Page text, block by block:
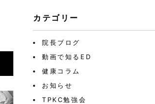
カテゴリー
院長ブログ
動画で知るED
健康コラム
お知らせ
TPKC勉強会